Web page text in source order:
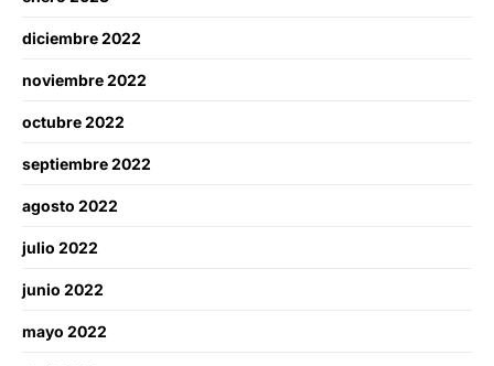
diciembre 2022
noviembre 2022
octubre 2022
septiembre 2022
agosto 2022
julio 2022
junio 2022
mayo 2022